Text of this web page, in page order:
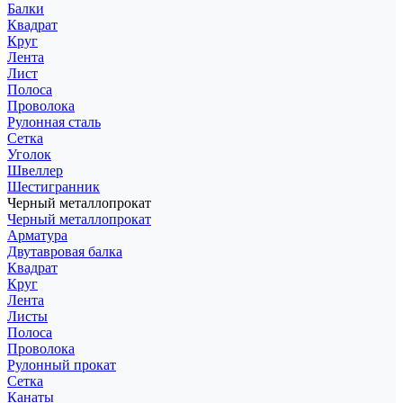
Балки
Квадрат
Круг
Лента
Лист
Полоса
Проволока
Рулонная сталь
Сетка
Уголок
Швеллер
Шестигранник
Черный металлопрокат
Черный металлопрокат
Арматура
Двутавровая балка
Квадрат
Круг
Лента
Листы
Полоса
Проволока
Рулонный прокат
Сетка
Канаты